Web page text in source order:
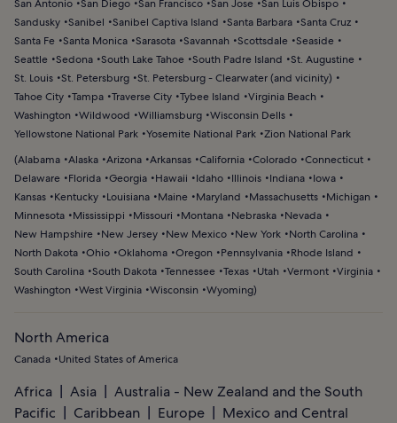
San Antonio San Diego San Francisco San Jose San Luis Obispo
Sandusky Sanibel Sanibel Captiva Island Santa Barbara Santa Cruz
Santa Fe Santa Monica Sarasota Savannah Scottsdale Seaside
Seattle Sedona South Lake Tahoe South Padre Island
St. Augustine
St. Louis St. Petersburg St. Petersburg - Clearwater (and vicinity)
Tahoe City Tampa Traverse City Tybee Island
Virginia Beach
Washington
Wildwood Williamsburg Wisconsin Dells
Yellowstone National Park Yosemite National Park Zion National Park
(Alabama Alaska Arizona Arkansas California Colorado Connecticut
Delaware
Florida Georgia Hawaii Idaho Illinois Indiana
Iowa
Kansas
Kentucky Louisiana Maine Maryland Massachusetts
Michigan
Minnesota
Mississippi Missouri Montana Nebraska
Nevada
New Hampshire
New Jersey New Mexico New York
North Carolina
North Dakota Ohio Oklahoma Oregon Pennsylvania
Rhode Island
South Carolina South Dakota Tennessee Texas Utah Vermont Virginia
Washington
West Virginia Wisconsin Wyoming)
North America
Canada United States of America
Africa Asia
Australia - New Zealand and the South
Pacific
Caribbean Europe
Mexico and Central